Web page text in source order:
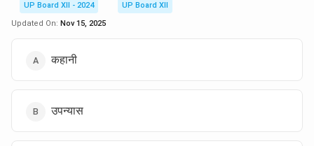
UP Board XII - 2024
UP Board XII
Updated On: Nov 15, 2025
कहानी
उपन्यास